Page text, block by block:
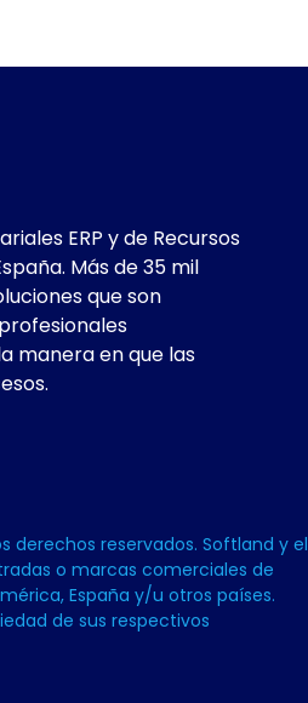
ERP y de Recursos
Más de 35 mil
que son
manera en que las
derechos reservados. Softland y el
o marcas comerciales de
España y/u otros países.
de sus respectivos